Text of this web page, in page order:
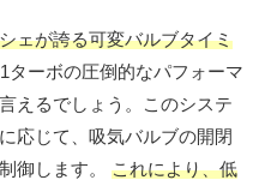
ェが誇る可変バルブタイミ
ターボの圧倒的なパフォーマ
えるでしょう。このシステ
応じて、吸気バルブの開閉
御します。 これにより、低